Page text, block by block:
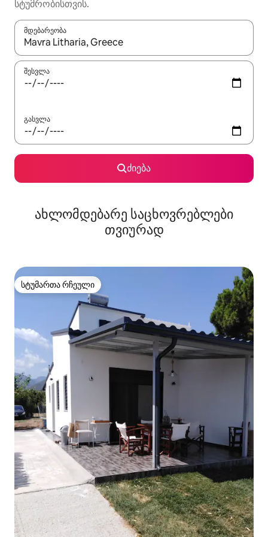
სტუმრობისთვის.
მდებარეობა
როცა შედეგები ხელმისაწვდომი გახდება, ნავიგაციისთვის
შესვლა
გასვლა
ძიება
ახლომდებარე საცხოვრებლები
თვიურად
სტუმართა რჩეული
სტუმართა რჩეული